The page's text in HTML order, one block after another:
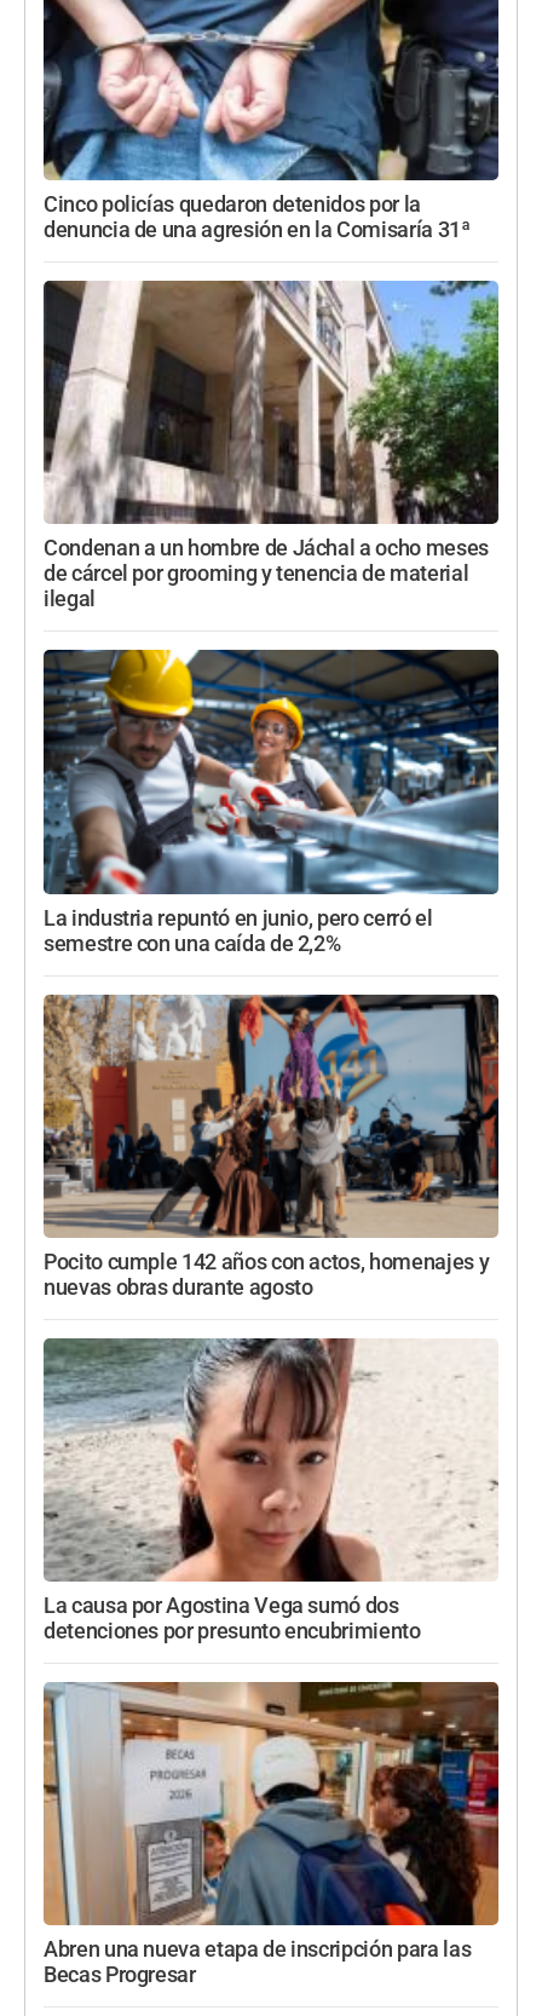
Cinco policías quedaron detenidos por la
denuncia de una agresión en la Comisaría 31ª
Condenan a un hombre de Jáchal a ocho meses
de cárcel por grooming y tenencia de material
ilegal
La industria repuntó en junio, pero cerró el
semestre con una caída de 2,2%
Pocito cumple 142 años con actos, homenajes y
nuevas obras durante agosto
La causa por Agostina Vega sumó dos
detenciones por presunto encubrimiento
Abren una nueva etapa de inscripción para las
Becas Progresar